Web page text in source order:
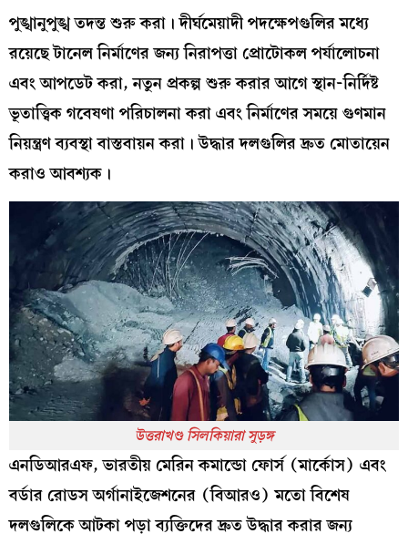
পুঙ্খানুপুঙ্খ তদন্ত শুরু করা। দীর্ঘমেয়াদী পদক্ষেপগুলির মধ্যে
রয়েছে টানেল নির্মাণের জন্য নিরাপত্তা প্রোটোকল পর্যালোচনা
এবং আপডেট করা, নতুন প্রকল্প শুরু করার আগে স্থান-নির্দিষ্ট
ভূতাত্ত্বিক গবেষণা পরিচালনা করা এবং নির্মাণের সময়ে গুণমান
নিয়ন্ত্রণ ব্যবস্থা বাস্তবায়ন করা। উদ্ধার দলগুলির দ্রুত মোতায়েন
করাও আবশ্যক।
উত্তরাখণ্ড সিলকিয়ারা সুড়ঙ্গ
এনডিআরএফ, ভারতীয় মেরিন কমান্ডো ফোর্স (মার্কোস) এবং
বর্ডার রোডস অর্গানাইজেশনের (বিআরও) মতো বিশেষ
দলগুলিকে আটকা পড়া ব্যক্তিদের দ্রুত উদ্ধার করার জন্য